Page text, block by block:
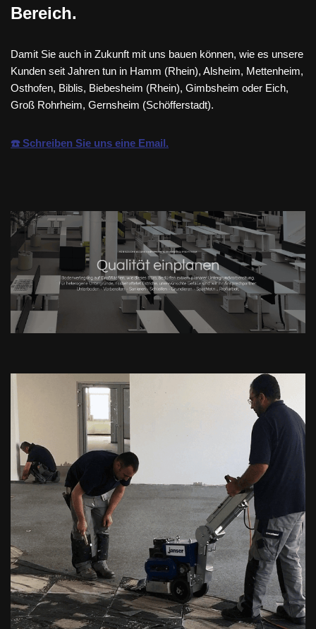
Bereich.
Damit Sie auch in Zukunft mit uns bauen können, wie es unsere
Kunden seit Jahren tun in Hamm (Rhein), Alsheim, Mettenheim,
Osthofen, Biblis, Biebesheim (Rhein), Gimbsheim oder Eich,
Groß Rohrheim, Gernsheim (Schöfferstadt).
☎️ Schreiben Sie uns eine Email.